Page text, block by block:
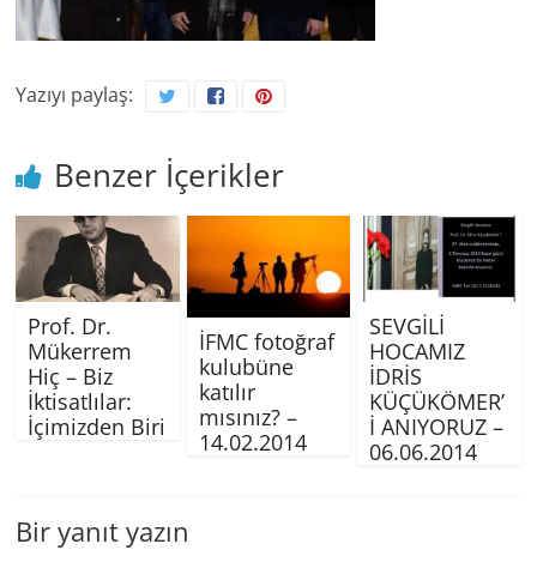
Yazıyı paylaş:
Benzer İçerikler
Prof. Dr.
Mükerrem
Hiç – Biz
İktisatlılar:
İçimizden Biri
İFMC fotoğraf
kulubüne
katılır
mısınız? –
14.02.2014
SEVGİLİ
HOCAMIZ
İDRİS
KÜÇÜKÖMER’
İ ANIYORUZ –
06.06.2014
Bir yanıt yazın